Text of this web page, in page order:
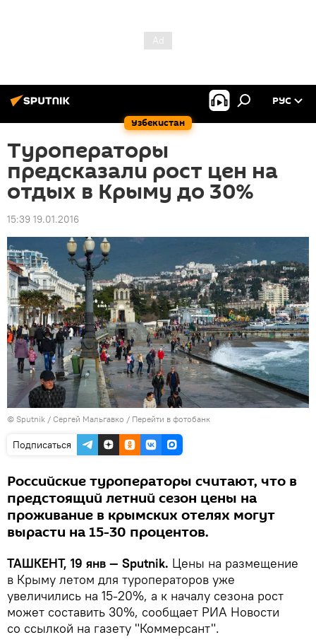
Узбекистан
РУС
Туроператоры
предсказали рост цен на
отдых в Крыму до 30%
15:39 19.01.2016
© Sputnik / Сергей Мальгавко / Перейти в фотобанк
Подписаться
Российские туроператоры считают, что в
предстоящий летний сезон цены на
проживание в крымских отелях могут
вырасти на 15-30 процентов.
ТАШКЕНТ, 19 янв — Sputnik. Цены на размещение
в Крыму летом для туроператоров уже
увеличились на 15-20%, а к началу сезона рост
может составить 30%, сообщает РИА Новости
со ссылкой на газету "Коммерсант".